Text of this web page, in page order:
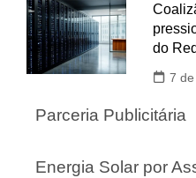
do
7
Parceria Publicitária
Energia Solar por